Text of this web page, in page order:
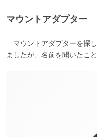
マウントアダプター
マウントアダプターを探
ましたが、名前を聞いたこ